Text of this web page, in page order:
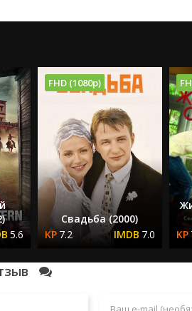
5.6
FHD (1080p)
Свадьба (2000)
7.2
7.0